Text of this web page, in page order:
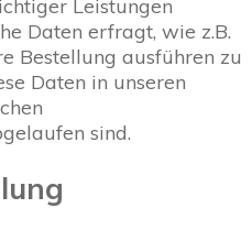
Leistungen
Daten erfragt, wie z.B.
Bestellung ausführen zu
Daten in unseren
sind.